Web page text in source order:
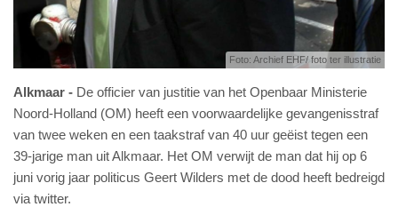
Foto: Archief EHF/ foto ter illustratie
Alkmaar
De officier van justitie van het Openbaar Ministerie
Noord-Holland (OM) heeft een voorwaardelijke gevangenisstraf
van twee weken en een taakstraf van 40 uur geëist tegen een
39-jarige man uit Alkmaar. Het OM verwijt de man dat hij op 6
juni vorig jaar politicus Geert Wilders met de dood heeft bedreigd
via twitter.